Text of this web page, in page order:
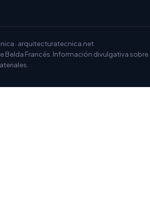
· arquitecturatecnica.net
Belda Francés. Información divulgativa sobre